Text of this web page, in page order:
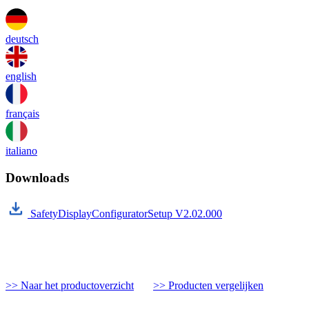
deutsch
english
français
italiano
Downloads
SafetyDisplayConfiguratorSetup V2.02.000
>> Naar het productoverzicht >> Producten vergelijken